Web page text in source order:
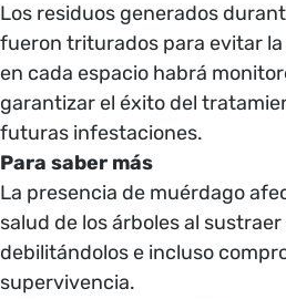
Los residuos generados
fueron triturados para evitar la
en cada espacio habrá
garantizar el éxito del
futuras infestaciones.
Para saber más
La presencia de muérdago
salud de los árboles al
debilitándolos e incluso
supervivencia.